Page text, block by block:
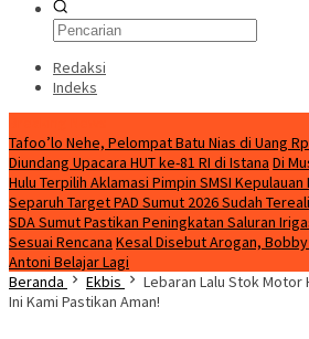
Redaksi
Indeks
Tafoo’lo Nehe, Pelompat Batu Nias di Uang
Diundang Upacara HUT ke-81 RI di Istana Di
Hulu Terpilih Aklamasi Pimpin SMSI Kepulauan
Separuh Target PAD Sumut 2026 Sudah
SDA Sumut Pastikan Peningkatan Saluran
Sesuai Rencana Kesal Disebut Arogan,
Antoni Belajar Lagi
Beranda
Ekbis
Lebaran Lalu Stok Motor
Ini Kami Pastikan Aman!